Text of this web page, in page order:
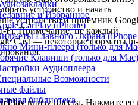
и Избранное
CarPlay (iPhone)
Главного Экрана
Мини-плеера (только для
Клавиши (только для Mac)
Аудиоплеера
Возможности
файлы
библиотека
устройство и начать
устройство и приёмник
Fi. Примечание: не каждый
Cast — некоторые форматы hi-
внизу плеера. Нажмите её